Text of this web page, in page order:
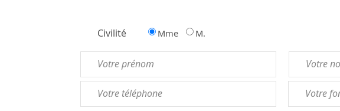
Civilité Mme M.